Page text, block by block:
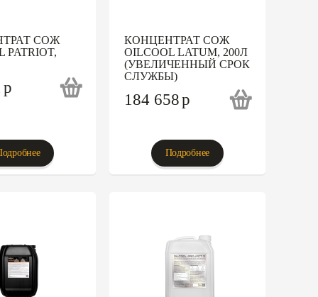
СОЖ
PATRIOT,
p
КОНЦЕНТРАТ СОЖ
OILCOOL LATUM, 200Л
(УВЕЛИЧЕННЫЙ СРОК
СЛУЖБЫ)
184 658p
Подробнее